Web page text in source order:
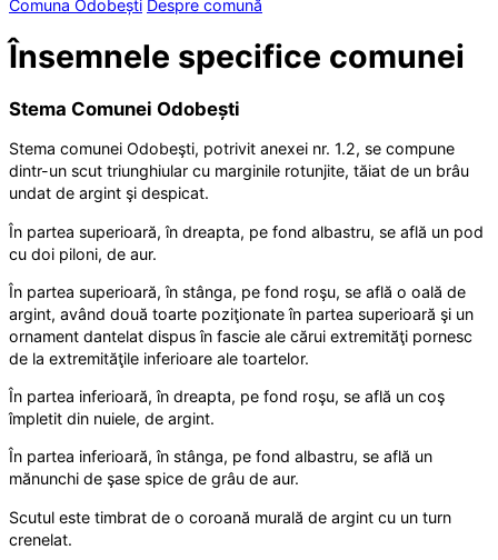
Comuna Odobești Despre comună
Însemnele specifice comunei
Stema Comunei Odobești
Stema comunei Odobeşti, potrivit anexei nr. 1.2, se compune
dintr-un scut triunghiular cu marginile rotunjite, tăiat de un brâu
undat de argint şi despicat.
În partea superioară, în dreapta, pe fond albastru, se află un pod
cu doi piloni, de aur.
În partea superioară, în stânga, pe fond roşu, se află o oală de
argint, având două toarte poziţionate în partea superioară şi un
ornament dantelat dispus în fascie ale cărui extremităţi pornesc
de la extremităţile inferioare ale toartelor.
În partea inferioară, în dreapta, pe fond roşu, se află un coş
împletit din nuiele, de argint.
În partea inferioară, în stânga, pe fond albastru, se află un
mănunchi de şase spice de grâu de aur.
Scutul este timbrat de o coroană murală de argint cu un turn
crenelat.